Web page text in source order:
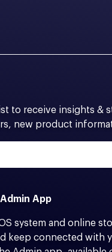
to receive insights &
new product
App
system and online
keep connected with